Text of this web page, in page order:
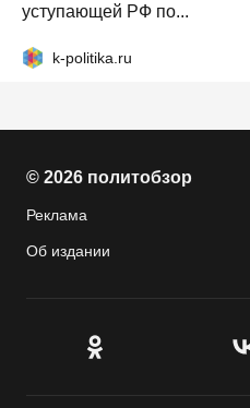
уступающей РФ по...
k-politika.ru
© 2026 политобзор
Реклама
Об издании